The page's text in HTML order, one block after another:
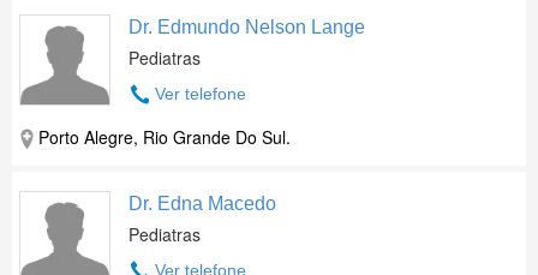
Dr. Edmundo Nelson Lange
Pediatras
Ver telefone
Porto Alegre, Rio Grande Do Sul.
Dr. Edna Macedo
Pediatras
Ver telefone